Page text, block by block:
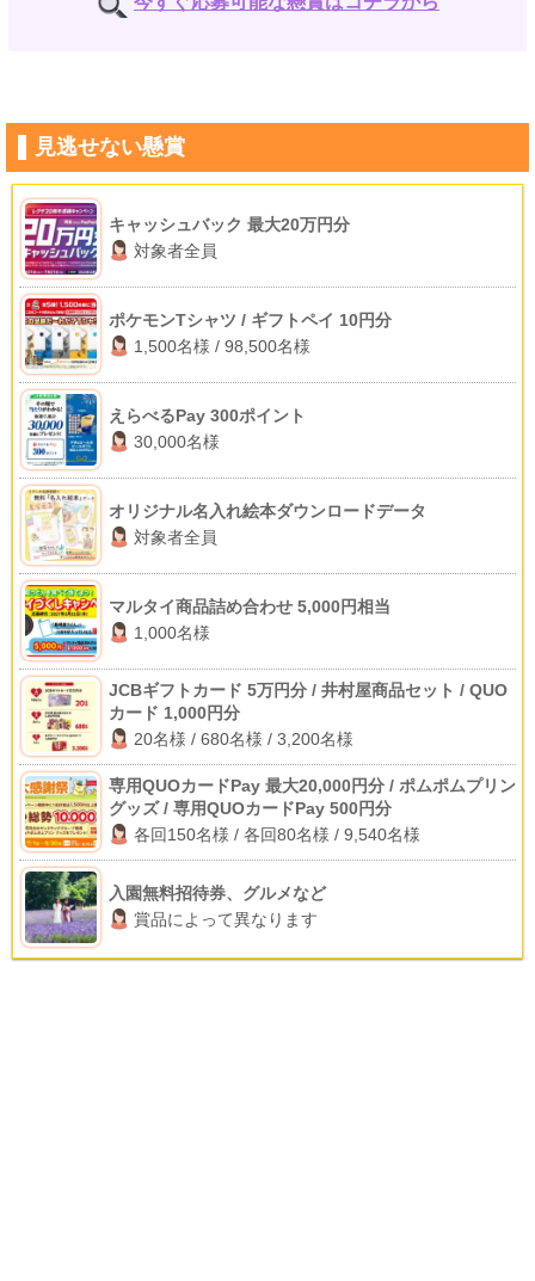
見逃せない懸賞
キャッシュバック 最大20万円分
対象者全員
ポケモンTシャツ / ギフトペイ 10円分
1,500名様 / 98,500名様
えらべるPay 300ポイント
30,000名様
オリジナル名入れ絵本ダウンロードデータ
対象者全員
マルタイ商品詰め合わせ 5,000円相当
1,000名様
JCBギフトカード 5万円分 / 井村屋商品セット / QUO
カード 1,000円分
20名様 / 680名様 / 3,200名様
専用QUOカードPay 最大20,000円分 / ポムポムプリン
グッズ / 専用QUOカードPay 500円分
各回150名様 / 各回80名様 / 9,540名様
入園無料招待券、グルメなど
賞品によって異なります